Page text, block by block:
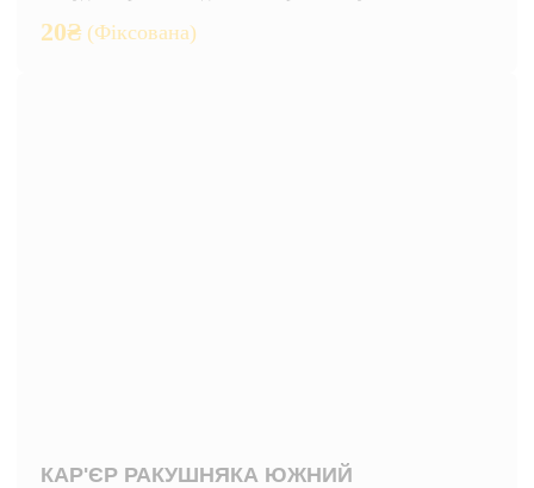
20₴ (Фіксована)
КАР'ЄР РАКУШНЯКА ЮЖНИЙ